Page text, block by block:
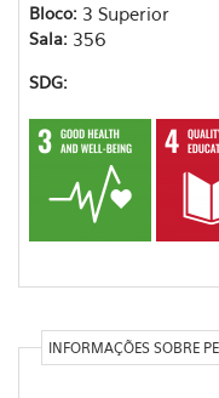
Bloco: 3 Superior
Sala: 356
SDG:
INFORMAÇÕES SOBRE